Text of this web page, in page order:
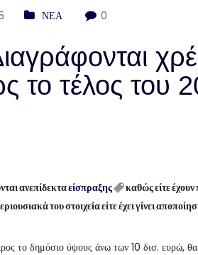
ΝΕΑ 0
το τέλος του
ανεπίδεκταείσπραξης
καθώς είτε
του στοιχεία είτε έχει γίνει
το δημόσιο ύψους άνω των 10 δισ. ευρώ,